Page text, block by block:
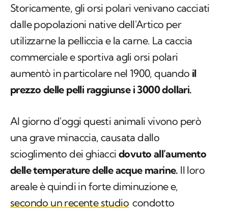
Storicamente, gli orsi polari venivano cacciati
dalle popolazioni native dell'Artico per
utilizzarne la pelliccia e la carne. La caccia
commerciale e sportiva agli orsi polari
aumentò in particolare nel 1900, quando il
prezzo delle pelli raggiunse i 3000 dollari.
Al giorno d'oggi questi animali vivono però
una grave minaccia, causata dallo
scioglimento dei ghiacci dovuto all’aumento
delle temperature delle acque marine. Il loro
areale è quindi in forte diminuzione e,
secondo un recente studio condotto